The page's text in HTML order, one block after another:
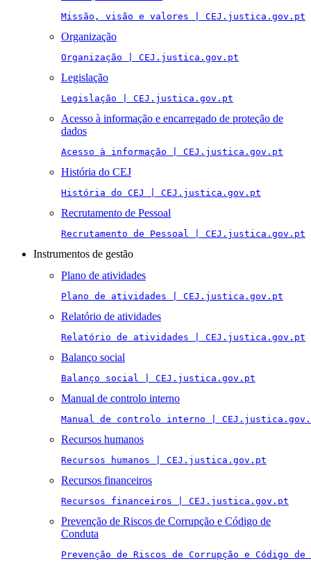
Missão, visão e valores | CEJ.justica.gov.pt
Organização
Organização | CEJ.justica.gov.pt
Legislação
Legislação | CEJ.justica.gov.pt
Acesso à informação e encarregado de proteção de
dados
Acesso à informação | CEJ.justica.gov.pt
História do CEJ
História do CEJ | CEJ.justica.gov.pt
Recrutamento de Pessoal
Recrutamento de Pessoal | CEJ.justica.gov.pt
Instrumentos de gestão
Plano de atividades
Plano de atividades | CEJ.justica.gov.pt
Relatório de atividades
Relatório de atividades | CEJ.justica.gov.pt
Balanço social
Balanço social | CEJ.justica.gov.pt
Manual de controlo interno
Manual de controlo interno |
Recursos humanos
Recursos humanos | CEJ.justica.gov.pt
Recursos financeiros
Recursos financeiros | CEJ.justica.gov.pt
Prevenção de Riscos de Corrupção e Código de
Conduta
Prevenção de Riscos de Corrupção e Código